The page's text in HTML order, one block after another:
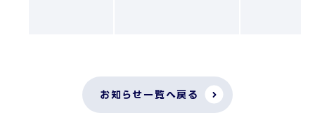
お知らせ一覧へ戻る